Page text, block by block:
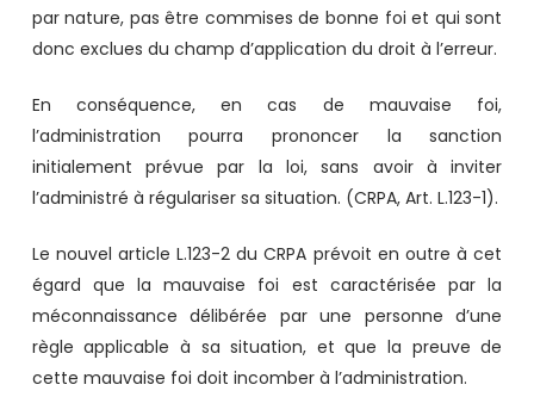
par nature, pas être commises de bonne foi et qui sont
donc exclues du champ d’application du droit à l’erreur.
En conséquence, en cas de mauvaise foi,
l’administration pourra prononcer la sanction
initialement prévue par la loi, sans avoir à inviter
l’administré à régulariser sa situation. (CRPA, Art. L.123-1).
Le nouvel article L.123-2 du CRPA prévoit en outre à cet
égard que la mauvaise foi est caractérisée par la
méconnaissance délibérée par une personne d’une
règle applicable à sa situation, et que la preuve de
cette mauvaise foi doit incomber à l’administration.